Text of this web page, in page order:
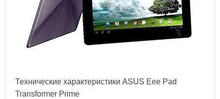
Технические характеристики ASUS Eee Pad
Transformer Prime